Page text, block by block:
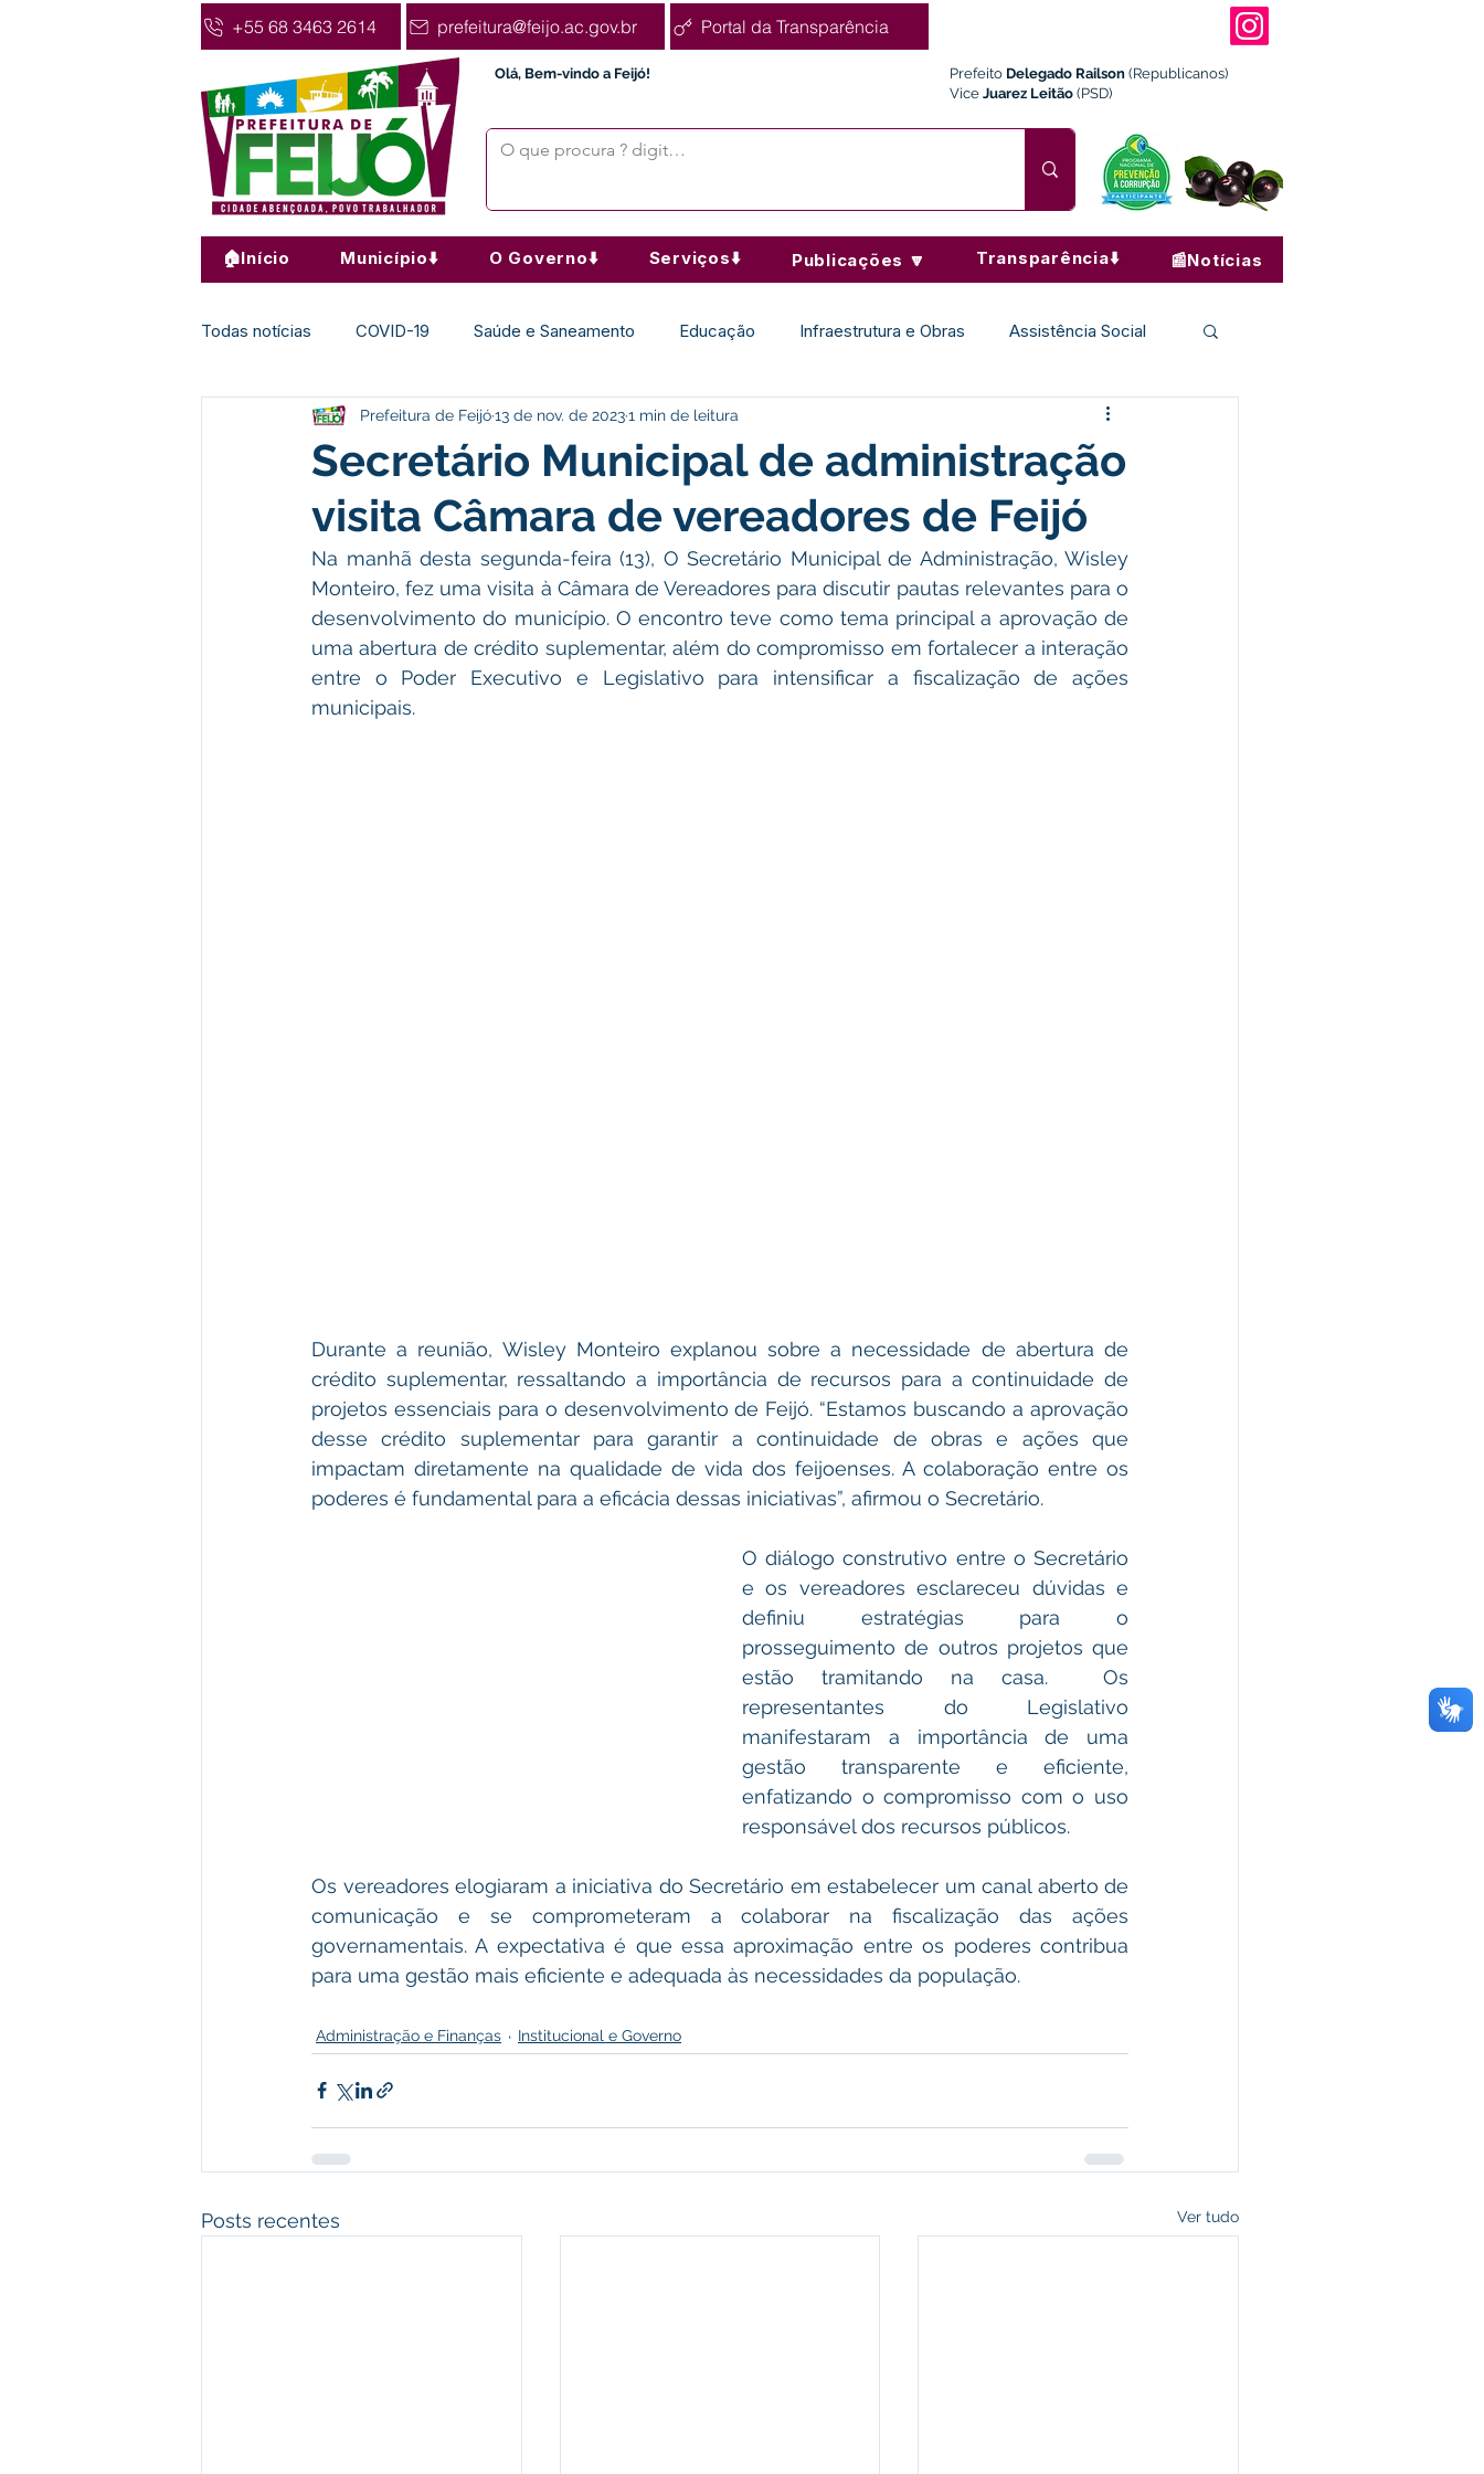
+55 68 3463 2614 prefeitura@feijo.ac.gov.br Portal da Transparência
Olá, Bem-vindo a Feijó! Prefeito Delegado Railson (Republicanos)
Vice Juarez Leitão (PSD)
🏠Início Município⬇️ O Governo⬇️ Serviços⬇️ Publicações 🔽 Transparência⬇️ 📰Notícias
Todas notícias COVID-19 Saúde e Saneamento Educação Infraestrutura e Obras Assistência Social
Agricultura Nota de Pesar Desporto Cultura e Lazer Institucional e Governo
Meio Ambiente e Turismo Datas Comemorativas Campanhas Vacinômetro Comunicado
Convênios e Parcerias Dengue Informativo e Convite Emenda Parlamentar Defesa Civil
Nota de Esclarecimento Comunidade Licitações No gabinete Gestão Agricultura
Secretário Municipal de administração
visita Câmara de vereadores de Feijó
Prefeitura de Feijó13 de nov. de 20231 min de leitura
Na manhã desta segunda-feira (13), O Secretário Municipal de Administração, Wisley
Monteiro, fez uma visita à Câmara de Vereadores para discutir pautas relevantes para o
desenvolvimento do município. O encontro teve como tema principal a aprovação de
uma abertura de crédito suplementar, além do compromisso em fortalecer a interação
entre o Poder Executivo e Legislativo para intensificar a fiscalização de ações
municipais.
Durante a reunião, Wisley Monteiro explanou sobre a necessidade de abertura de
crédito suplementar, ressaltando a importância de recursos para a continuidade de
projetos essenciais para o desenvolvimento de Feijó. “Estamos buscando a aprovação
desse crédito suplementar para garantir a continuidade de obras e ações que
impactam diretamente na qualidade de vida dos feijoenses. A colaboração entre os
poderes é fundamental para a eficácia dessas iniciativas”, afirmou o Secretário.
O diálogo construtivo entre o Secretário
e os vereadores esclareceu dúvidas e
definiu estratégias para o
prosseguimento de outros projetos que
estão tramitando na casa.  Os
representantes do Legislativo
manifestaram a importância de uma
gestão transparente e eficiente,
enfatizando o compromisso com o uso
responsável dos recursos públicos.
Os vereadores elogiaram a iniciativa do Secretário em estabelecer um canal aberto de
comunicação e se comprometeram a colaborar na fiscalização das ações
governamentais. A expectativa é que essa aproximação entre os poderes contribua
para uma gestão mais eficiente e adequada às necessidades da população.
Administração e Finanças Institucional e Governo
Posts recentes Ver tudo